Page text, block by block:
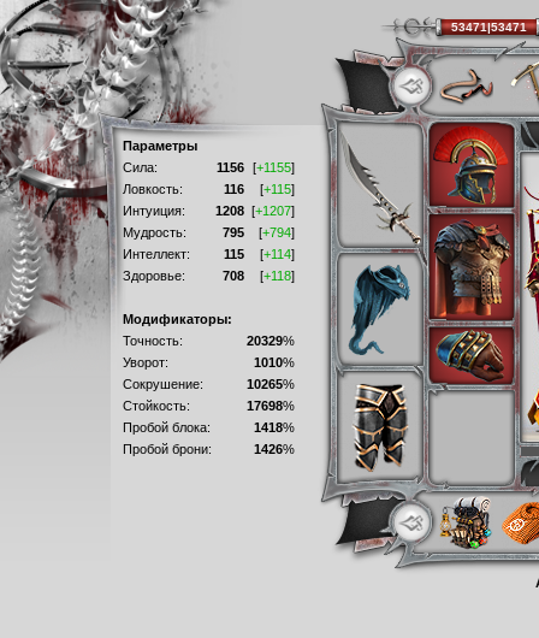
Параметры
Сила:
1156 [+1155]
Ловкость:
116 [+115]
Интуиция:
1208 [+1207]
Мудрость:
795 [+794]
Интеллект:
115 [+114]
Здоровье:
708 [+118]
Модификаторы:
Точность:
20329%
Уворот:
1010%
Сокрушение:
10265%
Стойкость:
17698%
Пробой блока:
1418%
Пробой брони:
1426%
53471|53471